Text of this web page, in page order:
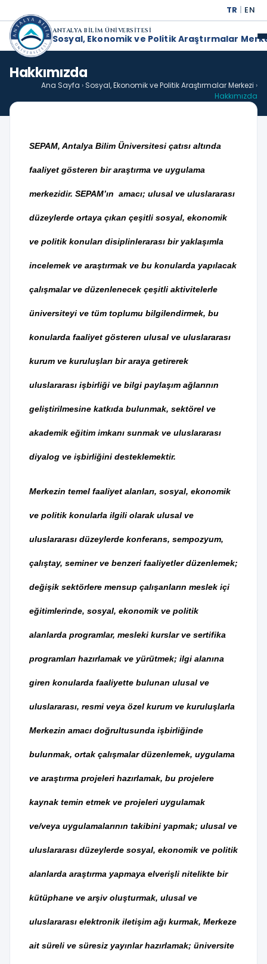
TR | EN
ANTALYA BİLİM ÜNİVERSİTESİ
Sosyal, Ekonomik ve Politik Araştırmalar
Hakkımızda
Ana Sayfa › Sosyal, Ekonomik ve Politik Araştırmalar Merkezi ›
Hakkımızda
SEPAM, Antalya Bilim Üniversitesi çatısı altında
faaliyet gösteren bir araştırma ve uygulama
merkezidir. SEPAM’ın amacı; ulusal ve uluslararası
düzeylerde ortaya çıkan çeşitli sosyal, ekonomik
ve politik konuları disiplinlerarası bir yaklaşımla
incelemek ve araştırmak ve bu konularda yapılacak
çalışmalar ve düzenlenecek çeşitli aktivitelerle
üniversiteyi ve tüm toplumu bilgilendirmek, bu
konularda faaliyet gösteren ulusal ve uluslararası
kurum ve kuruluşları bir araya getirerek
uluslararası işbirliği ve bilgi paylaşım ağlarının
geliştirilmesine katkıda bulunmak, sektörel ve
akademik eğitim imkanı sunmak ve uluslararası
diyalog ve işbirliğini desteklemektir.
Merkezin temel faaliyet alanları, sosyal, ekonomik
ve politik konularla ilgili olarak ulusal ve
uluslararası düzeylerde konferans, sempozyum,
çalıştay, seminer ve benzeri faaliyetler düzenlemek;
değişik sektörlere mensup çalışanların meslek içi
eğitimlerinde, sosyal, ekonomik ve politik
alanlarda programlar, mesleki kurslar ve sertifika
programları hazırlamak ve yürütmek; ilgi alanına
giren konularda faaliyette bulunan ulusal ve
uluslararası, resmi veya özel kurum ve kuruluşlarla
Merkezin amacı doğrultusunda işbirliğinde
bulunmak, ortak çalışmalar düzenlemek, uygulama
ve araştırma projeleri hazırlamak, bu projelere
kaynak temin etmek ve projeleri uygulamak
ve/veya uygulamalarının takibini yapmak; ulusal ve
uluslararası düzeylerde sosyal, ekonomik ve politik
alanlarda araştırma yapmaya elverişli nitelikte bir
kütüphane ve arşiv oluşturmak, ulusal ve
uluslararası elektronik iletişim ağı kurmak, Merkeze
ait süreli ve süresiz yayınlar hazırlamak; üniversite